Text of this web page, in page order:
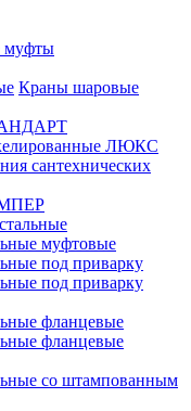
муфты
Краны шаровые
ЛЮКС
сантехнических
муфтовые
под приварку
под приварку
фланцевые
фланцевые
со штампованным